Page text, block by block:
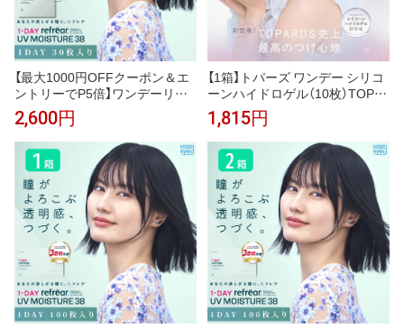
【最大1000円OFFクーポン＆エ
ントリーでP5倍】ワンデーリフ
レアUVモイスチャー38 2箱セッ
ト （1箱30枚）UVカット コンタ
クトレンズ 1day 1日使い捨て コ
ンタクト refrear フロムアイズ
2,600円
【1箱】トパーズ ワンデー シリコ
ーンハイドロゲル（10枚）TOPA
RDS 1day BC8.7 DIA14.2 指原
莉乃 色素が直接目に触れない B
MW製法 酸素透過率150 ナチュ
トパーズ ナチュデートトパーズ
ナチュクリームローズ ナチュベ
イビーエスプレッソ
1,815円